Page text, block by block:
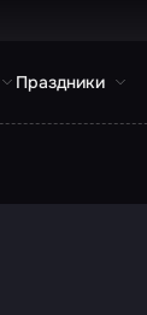
Праздники